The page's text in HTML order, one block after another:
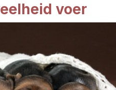
voer